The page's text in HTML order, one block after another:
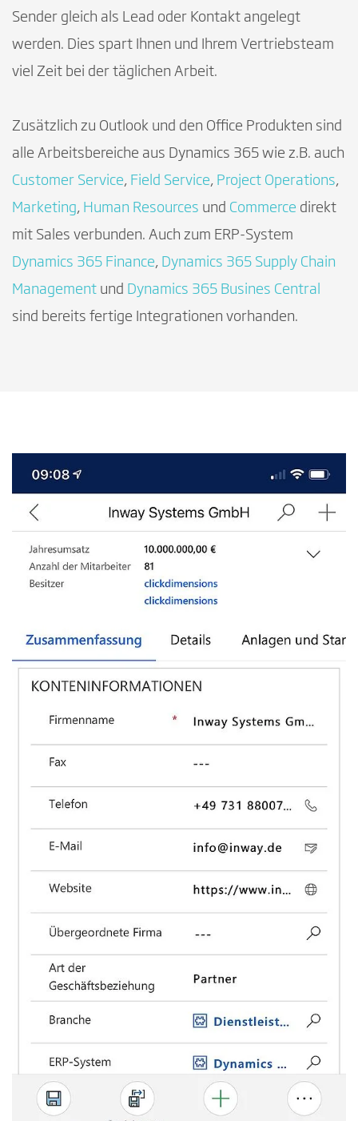
Sender gleich als Lead oder Kontakt angelegt
werden. Dies spart Ihnen und Ihrem Vertriebsteam
viel Zeit bei der täglichen Arbeit.
Zusätzlich zu Outlook und den Office Produkten sind
alle Arbeitsbereiche aus Dynamics 365 wie z.B. auch
Customer Service, Field Service, Project Operations,
Marketing, Human Resources und Commerce direkt
mit Sales verbunden. Auch zum ERP-System
Dynamics 365 Finance, Dynamics 365 Supply Chain
Management und
Dynamics 365 Busines Central
sind bereits fertige Integrationen vorhanden.